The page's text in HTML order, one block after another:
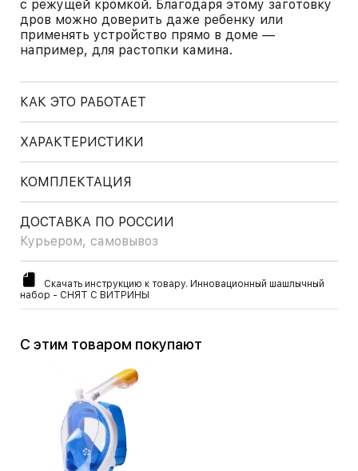
с режущей кромкой. Благодаря этому заготовку
дров можно доверить даже ребенку или
применять устройство прямо в доме —
например, для растопки камина.
КАК ЭТО РАБОТАЕТ
ХАРАКТЕРИСТИКИ
КОМПЛЕКТАЦИЯ
ДОСТАВКА ПО РОССИИ
Курьером, самовывоз
Скачать инструкцию к товару. Инновационный шашлычный
набор - СНЯТ С ВИТРИНЫ
С этим товаром покупают